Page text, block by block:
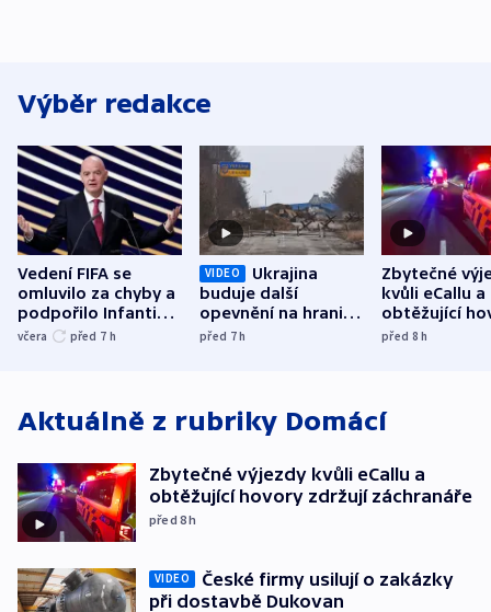
Výběr redakce
Vedení FIFA se
omluvilo za chyby a
podpořilo Infantina.
UEFA trvá na
včera před 7 h
VIDEO
Ukrajina
buduje další
opevnění na hranici
s Běloruskem
před 7h
Zbytečné
kvůli eCallu a
obtěžující
zdržují
před 8h
Aktuálně z rubriky Domácí
Zbytečné výjezdy kvůli eCallu a
obtěžující hovory zdržují záchranáře
před 8h
VIDEO
České firmy usilují o zakázky
při dostavbě Dukovan